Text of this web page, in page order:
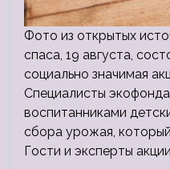
Фото из открытых
спаса, 19 августа,
социально значимая
Специалисты
воспитанниками
сбора урожая,
Гости и эксперты